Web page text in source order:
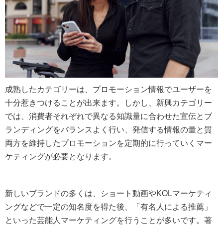
成熟したカテゴリーは、プロモーション情報でユーザーを
十分惹きつけることが出来ます。しかし、新興カテゴリー
では、消費者それぞれで異なる知識量に合わせた宣伝とブ
ランディングをバランスよく行い、発信する情報の量と質
両方を維持したプロモーションを定期的に行っていくマー
ケティングが必要となります。
新しいブランドの多くは、ショート動画やKOLマーケティ
ングなどで一定の知名度を得た後、「有名人による推薦」
といった芸能人マーケティングを行うことが多いです。著